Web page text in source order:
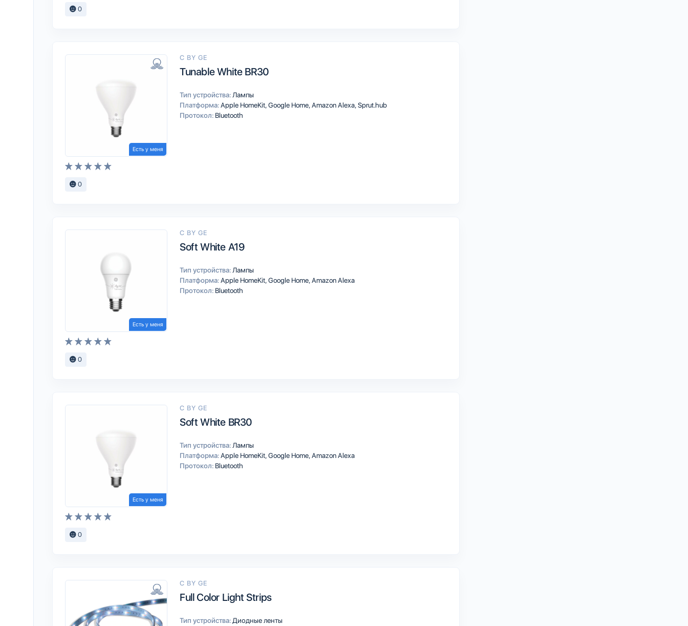
0
Есть у меня
C BY GE
Tunable White BR30
Тип устройства: Лампы
Платформа:Apple HomeKitGoogle HomeAmazon AlexaSprut.hub
Протокол: Bluetooth
0
Есть у меня
C BY GE
Soft White A19
Тип устройства: Лампы
Платформа:Apple HomeKitGoogle HomeAmazon Alexa
Протокол: Bluetooth
0
Есть у меня
C BY GE
Soft White BR30
Тип устройства: Лампы
Платформа:Apple HomeKitGoogle HomeAmazon Alexa
Протокол: Bluetooth
0
C BY GE
Full Color Light Strips
Тип устройства: Диодные ленты